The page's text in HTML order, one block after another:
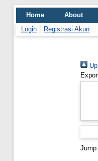
Home About
Login
Registrasi Akun
Jump